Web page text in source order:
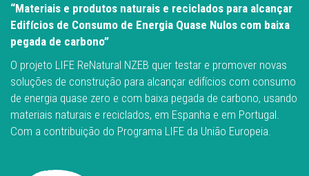
“Materiais e produtos naturais e reciclados para alcançar
Edifícios de Consumo de Energia Quase Nulos com baixa
pegada de carbono”
O projeto LIFE ReNatural NZEB quer testar e promover novas
soluções de construção para alcançar edifícios com consumo
de energia quase zero e com baixa pegada de carbono, usando
materiais naturais e reciclados, em Espanha e em Portugal.
Com a contribuição do Programa LIFE da União Europeia.